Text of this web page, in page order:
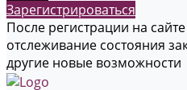
Зарегистрироваться
После регистрации на
отслеживание состояния
другие новые возможности